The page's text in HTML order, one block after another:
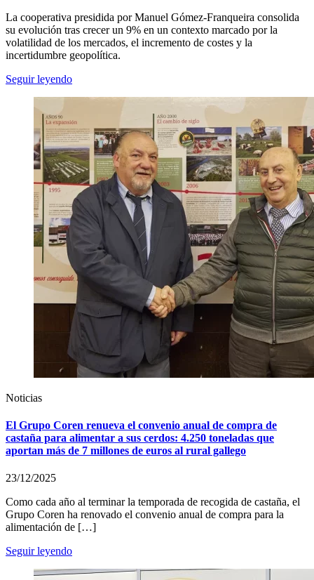
La cooperativa presidida por Manuel Gómez-Franqueira consolida
su evolución tras crecer un 9% en un contexto marcado por la
volatilidad de los mercados, el incremento de costes y la
incertidumbre geopolítica.
Seguir leyendo
Noticias
El Grupo Coren renueva el convenio anual de compra de
castaña para alimentar a sus cerdos: 4.250 toneladas que
aportan más de 7 millones de euros al rural gallego
23/12/2025
Como cada año al terminar la temporada de recogida de castaña, el
Grupo Coren ha renovado el convenio anual de compra para la
alimentación de […]
Seguir leyendo